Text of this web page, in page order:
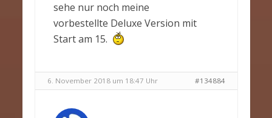
sehe nur noch meine
vorbestellte Deluxe Version mit
Start am 15.
6. November 2018 um 18:47 Uhr #134884